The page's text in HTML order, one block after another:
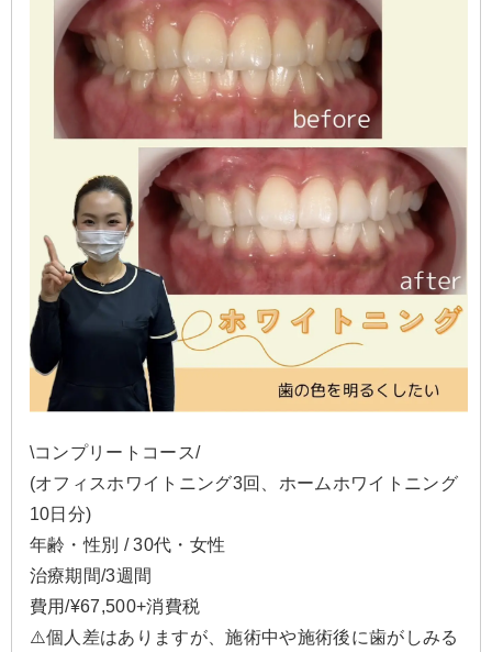
\コンプリートコース/
(オフィスホワイトニング3回、ホームホワイトニング
10日分)
年齢・性別 / 30代・女性
治療期間/3週間
費用/¥67,500+消費税
⚠️個人差はありますが、施術中や施術後に歯がしみる